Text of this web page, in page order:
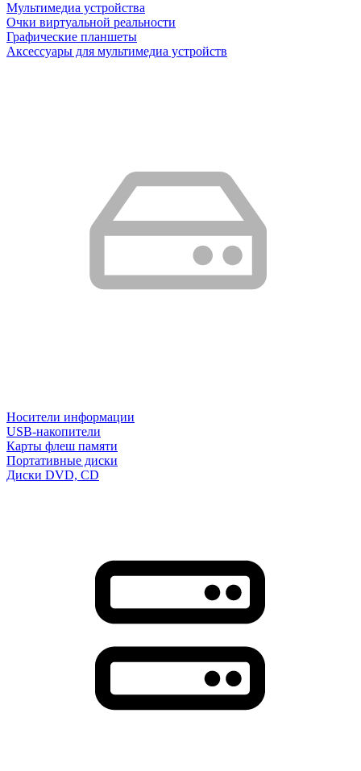
Мультимедиа устройства
Очки виртуальной реальности
Графические планшеты
Аксессуары для мультимедиа устройств
Носители информации
USB-накопители
Карты флеш памяти
Портативные диски
Диски DVD, CD